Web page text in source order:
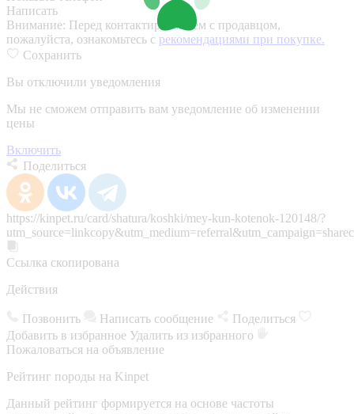
Написать
Внимание: Перед контактированием с продавцом,
пожалуйста, ознакомьтесь с рекомендациями при покупке.
Сохранить
Вы отключили уведомления
Мы не сможем отправить вам уведомление об изменении
цены
Включить
Поделиться
https://kinpet.ru/card/shatura/koshki/mey-kun-kotenok-120148/?
Ссылка скопирована
Действия
Позвонить Написать сообщение
Поделиться
Добавить в избранное Удалить из избранного
Пожаловаться на объявление
Рейтинг породы на Kinpet
Данный рейтинг формируется на основе частоты